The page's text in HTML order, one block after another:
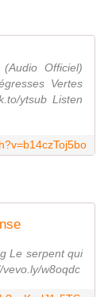
Officiel)
Vertes
ytsub Listen
Le serpent qui
w8oqdc